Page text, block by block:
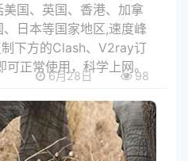
国、英国、香港、加拿
日本等国家地区,速度峰
下方的Clash、V2ray订
正常使用，科学上网。
6月28日 98